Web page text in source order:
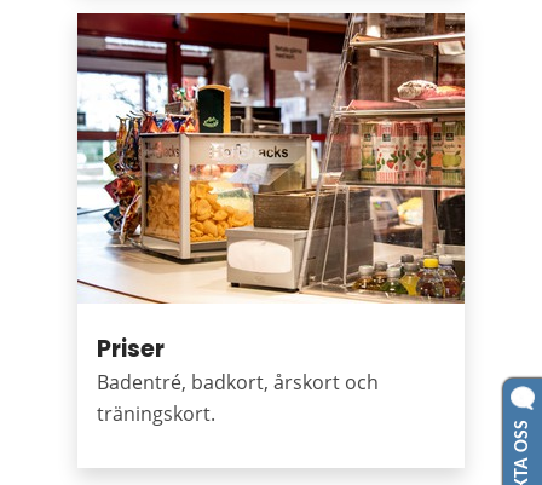
Priser
Badentré, badkort, årskort och
träningskort.